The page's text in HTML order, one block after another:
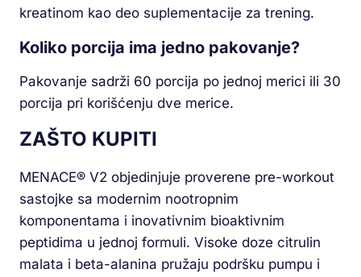
kreatinom kao deo suplementacije za trening.
Koliko porcija ima jedno pakovanje?
Pakovanje sadrži 60 porcija po jednoj merici ili 30
porcija pri korišćenju dve merice.
ZAŠTO KUPITI
MENACE® V2 objedinjuje proverene pre-workout
sastojke sa modernim nootropnim
komponentama i inovativnim bioaktivnim
peptidima u jednoj formuli. Visoke doze citrulin
malata i beta-alanina pružaju podršku pumpu i